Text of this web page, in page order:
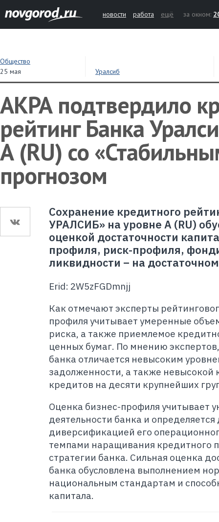
новости работа ещё за окном:
Общество
25 мая
Уралсиб
АКРА подтвердило
рейтинг Банка
А (RU) со
прогнозом
Сохранение кредитного
УРАЛСИБ» на уровне А (RU)
оценкой достаточности
профиля, риск-профиля,
ликвидности – на
Erid: 2W5zFGDmnjj
Как отмечают эксперты
профиля учитывает умеренные
риска, а также приемлемое
ценных бумаг. По мнению
банка отличается невысоким
задолженности, а также
кредитов на десяти крупнейших
Оценка бизнес-профиля учитывает
деятельности банка и
диверсификацией его
темпами наращивания кредитного
стратегии банка. Сильная оценка
банка обусловлена выполнением
национальным стандартам и
капитала.